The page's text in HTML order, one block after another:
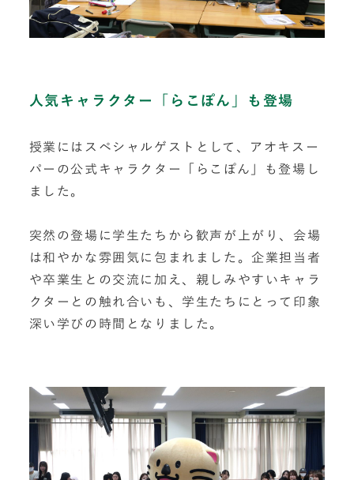
人気キャラクター「らこぽん」も登場
授業にはスペシャルゲストとして、アオキスー
パーの公式キャラクター「らこぽん」も登場し
ました。
突然の登場に学生たちから歓声が上がり、会場
は和やかな雰囲気に包まれました。企業担当者
や卒業生との交流に加え、親しみやすいキャラ
クターとの触れ合いも、学生たちにとって印象
深い学びの時間となりました。